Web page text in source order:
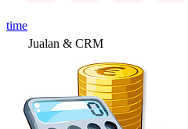
time
Jualan & CRM